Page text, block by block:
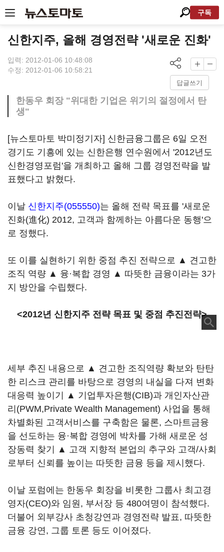
구독
신한지주, 올해 경영전략 '새로운 진화'
입력: 2012-01-06 10:48:08
수정: 2012-01-06 10:58:21
답글쓰기
한동우 회장 "위대한 기업은 위기의 절정에서 탄
생"
[뉴스토마토 박미정기자] 신한금융그룹은 6일 오전
경기도 기흥에 있는 신한은행 연수원에서 '2012년도
신한경영포럼'을 개최하고 올해 그룹 경영전략을 발
표했다고 밝혔다.
이날 신한지주(055550)는 올해 전략 목표를 '새로운
진화(進化) 2012, 고객과 함께하는 아름다운 동행'으
로 정했다.
또 이를 실현하기 위한 중점 추진 전략으로 ▲ 견고한
조직 역량 ▲ 융·복합 경영 ▲ 따뜻한 금융이라는 3가
지 방안을 수립했다.
<2012년 신한지주 전략 목표 및 중점 추진전략>
세부 추진 내용으로 ▲ 견고한 조직역량 확보와 탄탄
한 리스크 관리를 바탕으로 경영의 내실을 다져 변화
대응력 높이기 ▲ 기업투자은행(CIB)과 개인자산관
리(PWM,Private Wealth Management) 사업을 통해
차별화된 고객서비스를 구축함은 물론, 스마트금융
을 선도하는 융·복합 경영에 박차를 가해 새로운 성
장동력 찾기 ▲ 고객 지향적 본업의 추구와 고객/사회
로부터 신뢰를 높이는 따뜻한 금융 등을 제시했다.
이날 포럼에는 한동우 회장을 비롯한 그룹사 최고경
영자(CEO)와 임원, 부서장 등 480여명이 참석했다.
더불어 외부강사 초청강연과 경영전략 발표, 따뜻한
금융 강연, 그룹 토론 등도 이어졌다.